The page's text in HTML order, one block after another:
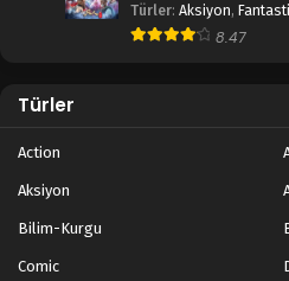
Türler: Aksiyon,
8.47
Türler
Action
Aksiyon
Bilim-Kurgu
Comic